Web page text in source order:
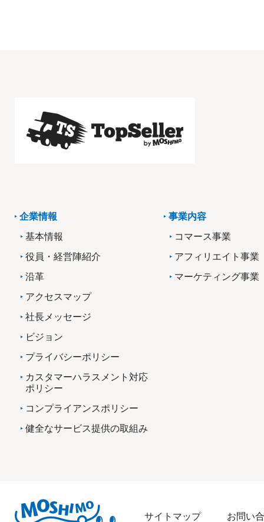
企業情報
基本情報
役員・経営陣紹介
沿革
アクセスマップ
社長メッセージ
ビジョン
プライバシーポリシー
カスタマーハラスメント対応
ポリシー
コンプライアンスポリシー
健全なサービス提供の取組み
事業内容
コマース事業
アフィリエイト事業
マーケティング事業
サイトマップ お問い